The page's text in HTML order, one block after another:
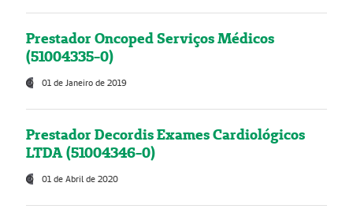
Prestador Oncoped Serviços Médicos
(51004335-0)
01 de Janeiro de 2019
Prestador Decordis Exames Cardiológicos
LTDA (51004346-0)
01 de Abril de 2020